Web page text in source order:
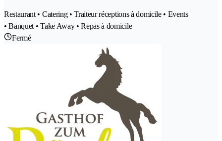
Restaurant • Catering • Traiteur réceptions à domicile • Events
• Banquet • Take Away • Repas à domicile
Fermé